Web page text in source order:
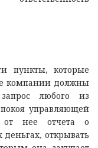
пункты, которые
компании должны
любого из
управляющей
от нее отчета о
открывать